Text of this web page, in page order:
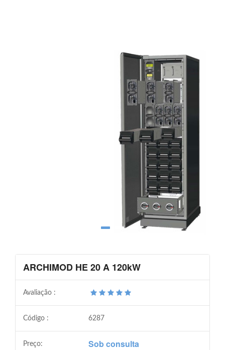
ARCHIMOD HE 20 A 120kW
Avaliação :
Código : 6287
Preço: Sob consulta